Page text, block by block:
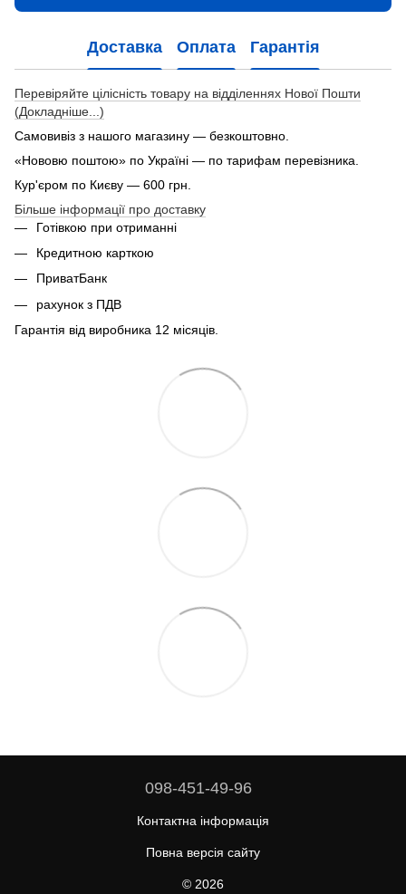
Доставка Оплата Гарантія
Перевіряйте цілісність товару на відділеннях Нової Пошти
(Докладніше...)
Самовивіз з нашого магазину — безкоштовно.
«Нововю поштою» по Україні — по тарифам перевізника.
Кур'єром по Києву — 600 грн.
Більше інформації про доставку
Готівкою при отриманні
Кредитною карткою
ПриватБанк
рахунок з ПДВ
Гарантія від виробника 12 місяців.
098-451-49-96
Контактна інформація
Повна версія сайту
© 2026